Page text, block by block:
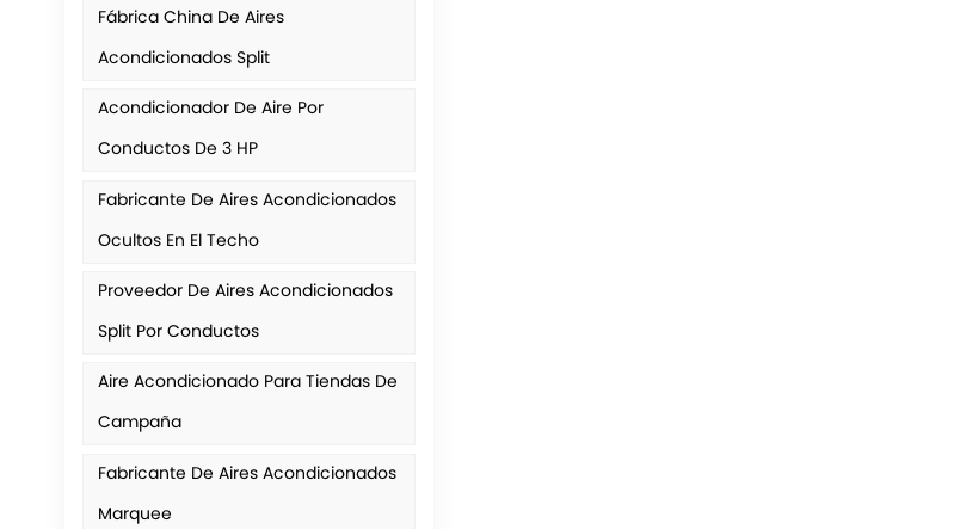
Fábrica China De Aires
Acondicionados Split
Acondicionador De Aire Por
Conductos De 3 HP
Fabricante De Aires Acondicionados
Ocultos En El Techo
Proveedor De Aires Acondicionados
Split Por Conductos
Aire Acondicionado Para Tiendas De
Campaña
Fabricante De Aires Acondicionados
Marquee